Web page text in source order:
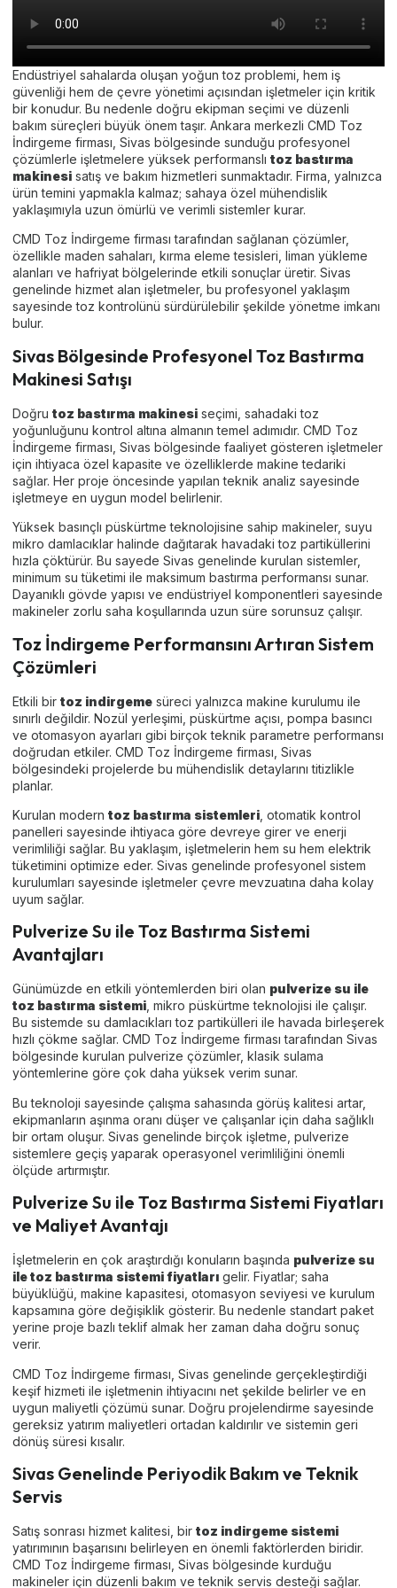
Endüstriyel sahalarda oluşan yoğun toz problemi, hem iş
güvenliği hem de çevre yönetimi açısından işletmeler için kritik
bir konudur. Bu nedenle doğru ekipman seçimi ve düzenli
bakım süreçleri büyük önem taşır. Ankara merkezli CMD Toz
İndirgeme firması, Sivas bölgesinde sunduğu profesyonel
çözümlerle işletmelere yüksek performanslı toz bastırma
makinesi satış ve bakım hizmetleri sunmaktadır. Firma, yalnızca
ürün temini yapmakla kalmaz; sahaya özel mühendislik
yaklaşımıyla uzun ömürlü ve verimli sistemler kurar.
CMD Toz İndirgeme firması tarafından sağlanan çözümler,
özellikle maden sahaları, kırma eleme tesisleri, liman yükleme
alanları ve hafriyat bölgelerinde etkili sonuçlar üretir. Sivas
genelinde hizmet alan işletmeler, bu profesyonel yaklaşım
sayesinde toz kontrolünü sürdürülebilir şekilde yönetme imkanı
bulur.
Sivas Bölgesinde Profesyonel Toz Bastırma
Makinesi Satışı
Doğru toz bastırma makinesi seçimi, sahadaki toz
yoğunluğunu kontrol altına almanın temel adımıdır. CMD Toz
İndirgeme firması, Sivas bölgesinde faaliyet gösteren işletmeler
için ihtiyaca özel kapasite ve özelliklerde makine tedariki
sağlar. Her proje öncesinde yapılan teknik analiz sayesinde
işletmeye en uygun model belirlenir.
Yüksek basınçlı püskürtme teknolojisine sahip makineler, suyu
mikro damlacıklar halinde dağıtarak havadaki toz partiküllerini
hızla çöktürür. Bu sayede Sivas genelinde kurulan sistemler,
minimum su tüketimi ile maksimum bastırma performansı sunar.
Dayanıklı gövde yapısı ve endüstriyel komponentleri sayesinde
makineler zorlu saha koşullarında uzun süre sorunsuz çalışır.
Toz İndirgeme Performansını Artıran Sistem
Çözümleri
Etkili bir toz indirgeme süreci yalnızca makine kurulumu ile
sınırlı değildir. Nozül yerleşimi, püskürtme açısı, pompa basıncı
ve otomasyon ayarları gibi birçok teknik parametre performansı
doğrudan etkiler. CMD Toz İndirgeme firması, Sivas
bölgesindeki projelerde bu mühendislik detaylarını titizlikle
planlar.
Kurulan modern toz bastırma sistemleri , otomatik kontrol
panelleri sayesinde ihtiyaca göre devreye girer ve enerji
verimliliği sağlar. Bu yaklaşım, işletmelerin hem su hem elektrik
tüketimini optimize eder. Sivas genelinde profesyonel sistem
kurulumları sayesinde işletmeler çevre mevzuatına daha kolay
uyum sağlar.
Pulverize Su ile Toz Bastırma Sistemi
Avantajları
Günümüzde en etkili yöntemlerden biri olan pulverize su ile
toz bastırma sistemi , mikro püskürtme teknolojisi ile çalışır.
Bu sistemde su damlacıkları toz partikülleri ile havada birleşerek
hızlı çökme sağlar. CMD Toz İndirgeme firması tarafından Sivas
bölgesinde kurulan pulverize çözümler, klasik sulama
yöntemlerine göre çok daha yüksek verim sunar.
Bu teknoloji sayesinde çalışma sahasında görüş kalitesi artar,
ekipmanların aşınma oranı düşer ve çalışanlar için daha sağlıklı
bir ortam oluşur. Sivas genelinde birçok işletme, pulverize
sistemlere geçiş yaparak operasyonel verimliliğini önemli
ölçüde artırmıştır.
Pulverize Su ile Toz Bastırma Sistemi Fiyatları
ve Maliyet Avantajı
İşletmelerin en çok araştırdığı konuların başında pulverize su
ile toz bastırma sistemi fiyatları gelir. Fiyatlar; saha
büyüklüğü, makine kapasitesi, otomasyon seviyesi ve kurulum
kapsamına göre değişiklik gösterir. Bu nedenle standart paket
yerine proje bazlı teklif almak her zaman daha doğru sonuç
verir.
CMD Toz İndirgeme firması, Sivas genelinde gerçekleştirdiği
keşif hizmeti ile işletmenin ihtiyacını net şekilde belirler ve en
uygun maliyetli çözümü sunar. Doğru projelendirme sayesinde
gereksiz yatırım maliyetleri ortadan kaldırılır ve sistemin geri
dönüş süresi kısalır.
Sivas Genelinde Periyodik Bakım ve Teknik
Servis
Satış sonrası hizmet kalitesi, bir toz indirgeme sistemi
yatırımının başarısını belirleyen en önemli faktörlerden biridir.
CMD Toz İndirgeme firması, Sivas bölgesinde kurduğu
makineler için düzenli bakım ve teknik servis desteği sağlar.